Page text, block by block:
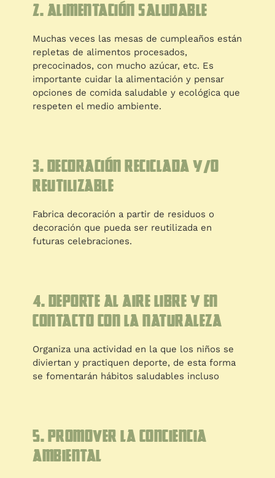
2. Alimentación saludable
Muchas veces las mesas de cumpleaños están
repletas de alimentos procesados,
precocinados, con mucho azúcar, etc. Es
importante cuidar la alimentación y pensar
opciones de comida saludable y ecológica que
respeten el medio ambiente.
3. Decoración reciclada y/o
reutilizable
Fabrica decoración a partir de residuos o
decoración que pueda ser reutilizada en
futuras celebraciones.
4. Deporte al aire libre y en
contacto con la naturaleza
Organiza una actividad en la que los niños se
diviertan y practiquen deporte, de esta forma
se fomentarán hábitos saludables incluso
5. Promover la conciencia
ambiental